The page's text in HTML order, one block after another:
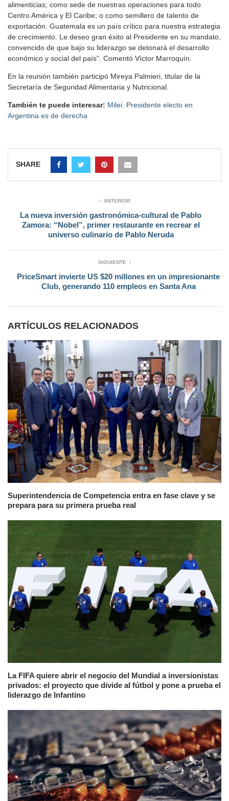
alimenticias; como sede de nuestras operaciones para todo
Centro América y El Caribe; o como semillero de talento de
exportación. Guatemala es un país crítico para nuestra estrategia
de crecimiento. Le deseo gran éxito al Presidente en su mandato,
convencido de que bajo su liderazgo se detonará el desarrollo
económico y social del país”. Comentó Víctor Marroquín.
En la reunión también participó Mireya Palmieri, titular de la
Secretaría de Seguridad Alimentaria y Nutricional.
También te puede interesar: Milei: Presidente electo en
Argentina es de derecha
SHARE
ANTERIOR
La nueva inversión gastronómica-cultural de Pablo
Zamora: “Nobel”, primer restaurante en recrear el
universo culinario de Pablo Neruda
SIGUIENTE
PriceSmart invierte US $20 millones en un impresionante
Club, generando 110 empleos en Santa Ana
ARTÍCULOS RELACIONADOS
Superintendencia de Competencia entra en fase clave y se
prepara para su primera prueba real
La FIFA quiere abrir el negocio del Mundial a inversionistas
privados: el proyecto que divide al fútbol y pone a prueba el
liderazgo de Infantino